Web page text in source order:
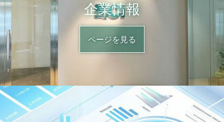
企業情報
ページを見る